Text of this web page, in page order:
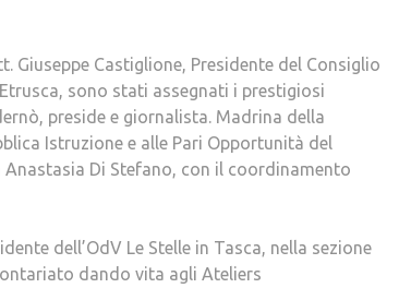
Giuseppe Castiglione, Presidente del Consiglio
sono stati assegnati i prestigiosi
preside e giornalista. Madrina della
Istruzione e alle Pari Opportunità del
Di Stefano, con il coordinamento
dell’OdV Le Stelle in Tasca, nella sezione
dando vita agli Ateliers